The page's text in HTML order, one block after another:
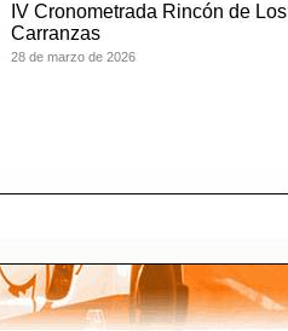
IV Cronometrada Rincón de Los
Carranzas
28 de marzo de 2026